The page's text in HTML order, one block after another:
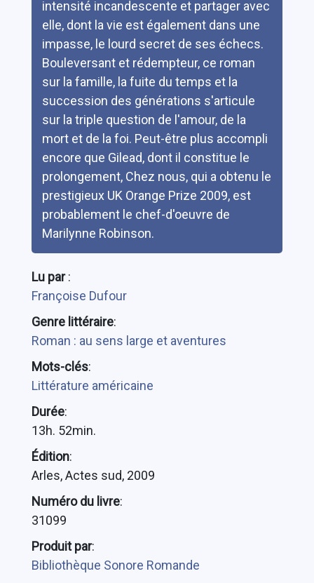
intensité incandescente et partager avec
elle, dont la vie est également dans une
impasse, le lourd secret de ses échecs.
Bouleversant et rédempteur, ce roman
sur la famille, la fuite du temps et la
succession des générations s'articule
sur la triple question de l'amour, de la
mort et de la foi. Peut-être plus accompli
encore que Gilead, dont il constitue le
prolongement, Chez nous, qui a obtenu le
prestigieux UK Orange Prize 2009, est
probablement le chef-d'oeuvre de
Marilynne Robinson.
Lu par:
Françoise Dufour
Genre littéraire:
Roman : au sens large et aventures
Mots-clés:
Littérature américaine
Durée:
13h. 52min.
Édition:
Arles, Actes sud, 2009
Numéro du livre:
31099
Produit par:
Bibliothèque Sonore Romande